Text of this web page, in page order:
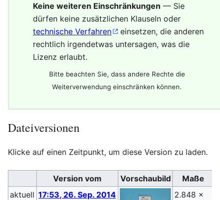
Keine weiteren Einschränkungen — Sie
dürfen keine zusätzlichen Klauseln oder
technische Verfahren
einsetzen, die anderen
rechtlich irgendetwas untersagen, was die
Lizenz erlaubt.
Bitte beachten Sie, dass andere Rechte die
Weiterverwendung einschränken können.
Dateiversionen
Klicke auf einen Zeitpunkt, um diese Version zu laden.
Version vom Vorschaubild
Maße
aktuell 17:53, 26. Sep. 2014
2.848 ×